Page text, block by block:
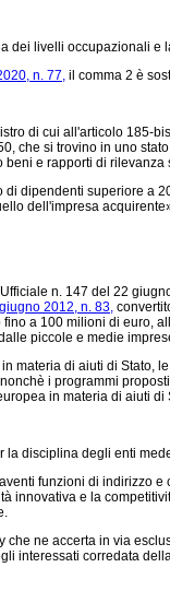
dei livelli occupazionali e
n. 77, il comma 2 è
di cui all'articolo 185-
si trovino in uno
e rapporti di
superiore a
dell'impresa
n. 147 del 22
2012, n. 83,
a 100 milioni di
piccole e medie
di aiuti di Stato,
i programmi
in materia di aiuti
la disciplina degli enti
funzioni di indirizzo
e la
ne accerta in via
interessati corredata